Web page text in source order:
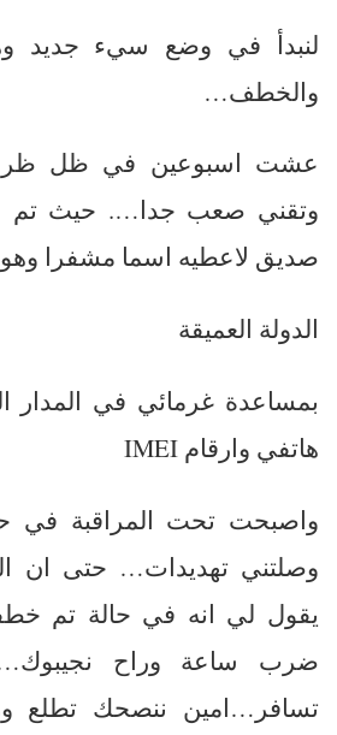
لنبدأ في وضع سيء جديد
والخطف…
عشت اسبوعين في ظل
وتقني صعب جدا…. حيث تم
صديق لاعطيه اسما مشفرا
الدولة العميقة
بمساعدة غرمائي في المدار
هاتفي وارقام IMEI
واصبحت تحت المراقبة في
وصلتني تهديدات… حتى ان
يقول لي انه في حالة تم
ضرب ساعة وراح
تسافر…امين ننصحك تطلع